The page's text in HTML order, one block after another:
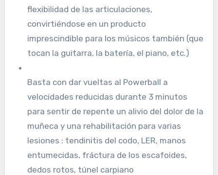
flexibilidad de las articulaciones,
convirtiéndose en un producto
imprescindible para los músicos también (que
tocan la guitarra, la batería, el piano, etc.)
Basta con dar vueltas al Powerball a
velocidades reducidas durante 3 minutos
para sentir de repente un alivio del dolor de la
muñeca y una rehabilitación para varias
lesiones : tendinitis del codo, LER, manos
entumecidas, fráctura de los escafoides,
dedos rotos, túnel carpiano